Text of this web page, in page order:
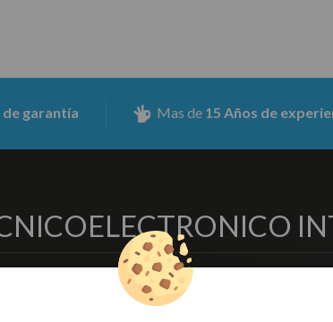
Mas de 15 Años de experiencia
ELECTRONICO
DELEGACIONES